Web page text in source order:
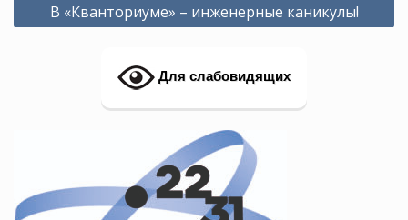
В «Кванториуме» – инженерные каникулы!
Для слабовидящих